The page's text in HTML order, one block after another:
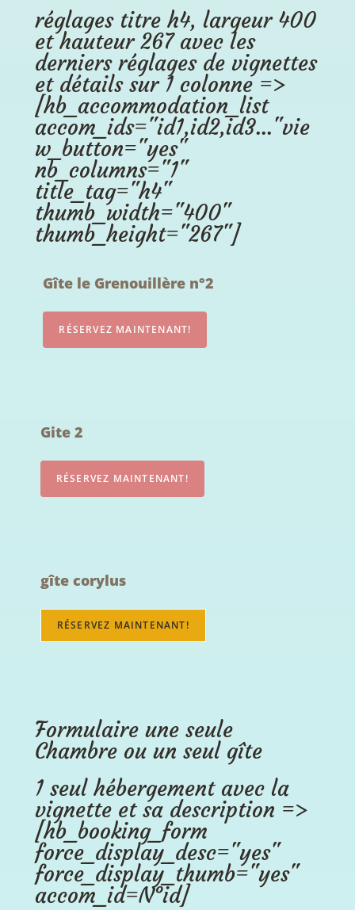
réglages titre h4, largeur 400
et hauteur 267 avec les
derniers réglages de vignettes
et détails sur 1 colonne =>
[hb_accommodation_list
accom_ids="id1,id2,id3..."vie
w_button="yes"
nb_columns="1"
title_tag="h4"
thumb_width="400"
thumb_height="267"]
Gîte le Grenouillère n°2
Gite 2
gîte corylus
Formulaire une seule
Chambre ou un seul gîte
1 seul hébergement avec la
vignette et sa description =>
[hb_booking_form
force_display_desc="yes"
force_display_thumb="yes"
accom_id=N°id]